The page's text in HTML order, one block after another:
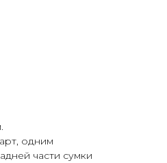
одним
части сумки